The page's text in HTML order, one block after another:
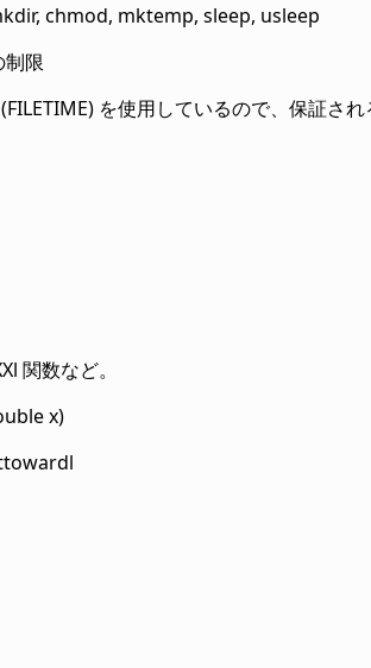
chmod, mktemp, sleep, usleep
限
を使用しているので、保証さ
関数など。
x)